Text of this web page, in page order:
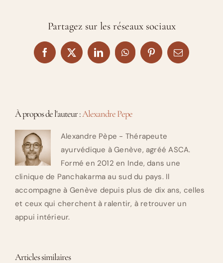
Partagez sur les réseaux sociaux
Facebook
X LinkedInWhatsAppPinterestEmail
À propos de l'auteur :Alexandre Pepe
Alexandre Pèpe - Thérapeute
ayurvédique à Genève, agréé ASCA.
Formé en 2012 en Inde, dans une
clinique de Panchakarma au sud du pays. Il
accompagne à Genève depuis plus de dix ans, celles
et ceux qui cherchent à ralentir, à retrouver un
appui intérieur.
Articles similaires